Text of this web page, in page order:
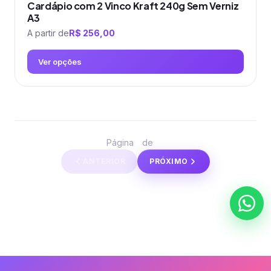
Cardápio com 2 Vinco Kraft 240g Sem Verniz
A3
A partir deR$ 256,00
Ver opções
tem
página
Página de
PRÓXIMO